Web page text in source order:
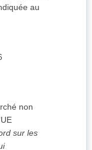
au
non
sur les